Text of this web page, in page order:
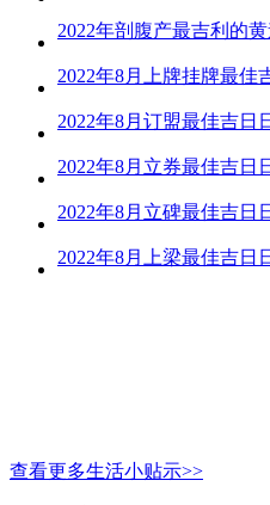
2022年剖腹产最吉利的
查看更多生活小贴示>>